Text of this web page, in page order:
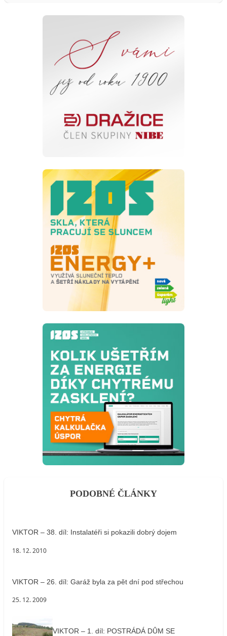
PODOBNÉ ČLÁNKY
VIKTOR – 38. díl: Instalatéři si pokazili dobrý dojem
18. 12. 2010
VIKTOR – 26. díl: Garáž byla za pět dní pod střechou
25. 12. 2009
VIKTOR – 1. díl: POSTRÁDÁ DŮM SE